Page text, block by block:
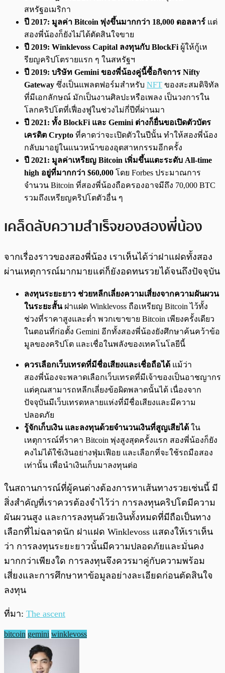
สหรัฐอเมริกา
ปี 2017: มูลค่า Bitcoin พุ่งขึ้นมากกว่า 18,000 ดอลลาร์ แต่
สองพี่น้องก็ยังไม่ได้ตัดสินใจขาย
ปี 2019: Winklevoss Capital ลงทุนกับ BlockFi ผู้ให้กู้เห
รียญคริปโตรายแรก ๆ ในสหรัฐฯ
ปี 2019: บริษัท Gemini ของพี่น้องคู่นี้ซื้อกิจการ Nifty
Gateway ซึ่งเป็นแพลตฟอร์มสำหรับ NFT ของสะสมดิจิทัล
ที่มีเอกลักษณ์ มักเป็นงานศิลปะหรือเพลง เป็นวงการใน
โลกคริปโตที่เฟื่องฟูในช่วงไม่กี่ปีที่ผ่านมา
ปี 2021: ทั้ง BlockFi และ Gemini ต่างก็ยื่นขอเปิดตัวบัตร
เครดิต Crypto ที่คาดว่าจะเปิดตัวในปีนั้น ทำให้สองพี่น้อง
กลับมาอยู่ในแนวหน้าของอุตสาหกรรมอีกครั้ง
ปี 2021: มูลค่าเหรียญ Bitcoin เพิ่มขึ้นแตะระดับ All-time
high อยู่ที่มากกว่า $60,000 โดย Forbes ประมาณการ
จำนวน Bitcoin ที่สองพี่น้องถือครองอาจมีถึง 70,000 BTC
รวมถึงเหรียญคริปโตตัวอื่น ๆ
เคล็ดลับความสำเร็จของสองพี่น้อง
จากเรื่องราวของสองพี่น้อง เราเห็นได้ว่าฝาแฝดทั้งสอง
ผ่านเหตุการณ์มากมายแต่ก็ยังอดทนรวยได้จนถึงปัจจุบัน
ลงทุนระยะยาว ช่วยหลีกเลี่ยงความเสี่ยงจากความผันผวน
ในระยะสั้น ฝาแฝด Winklevoss ถือเหรียญ Bitcoin ไว้ทั้ง
ช่วงที่ราคาสูงและต่ำ พวกเขาขาย Bitcoin เพียงครั้งเดียว
ในตอนที่ก่อตั้ง Gemini อีกทั้งสองพี่น้องยังศึกษาค้นคว้าข้อ
มูลของคริปโต และเชื่อในพลังของเทคโนโลยีนี้
ควรเลือกเว็บเทรดที่มีชื่อเสียงและเชื่อถือได้ แม้ว่า
สองพี่น้องจะพลาดเลือกเว็บเทรดที่มีเจ้าของเป็นอาชญากร
แต่คุณสามารถหลีกเลี่ยงข้อผิดพลาดนั้นได้ เนื่องจาก
ปัจจุบันมีเว็บเทรดหลายแห่งที่มีชื่อเสียงและมีความ
ปลอดภัย
รู้จักเก็บเงิน และลงทุนด้วยจำนวนเงินที่สูญเสียได้ ใน
เหตุการณ์ที่ราคา Bitcoin พุ่งสูงสุดครั้งแรก สองพี่น้องก็ยัง
คงไม่ได้ใช้เงินอย่างฟุ่มเฟือย และเลือกที่จะใช้รถมือสอง
เท่านั้น เพื่อนำเงินเก็บมาลงทุนต่อ
ในสถานการณ์ที่ผู้คนต่างต้องการหาเส้นทางรวยเช่นนี้ มี
สิ่งสำคัญที่เราควรต้องจำไว้ว่า การลงทุนคริปโตมีความ
ผันผวนสูง และการลงทุนด้วยเงินทั้งหมดที่มีถือเป็นทาง
เลือกที่ไม่ฉลาดนัก ฝาแฝด Winklevoss แสดงให้เราเห็น
ว่า การลงทุนระยะยาวนั้นมีความปลอดภัยและมั่นคง
มากกว่าเพียงใด การลงทุนจึงควรมาคู่กับความพร้อม
เสี่ยงและการศึกษาหาข้อมูลอย่างละเอียดก่อนตัดสินใจ
ลงทุน
ที่มา: The ascent
bitcoin gemini winklevoss